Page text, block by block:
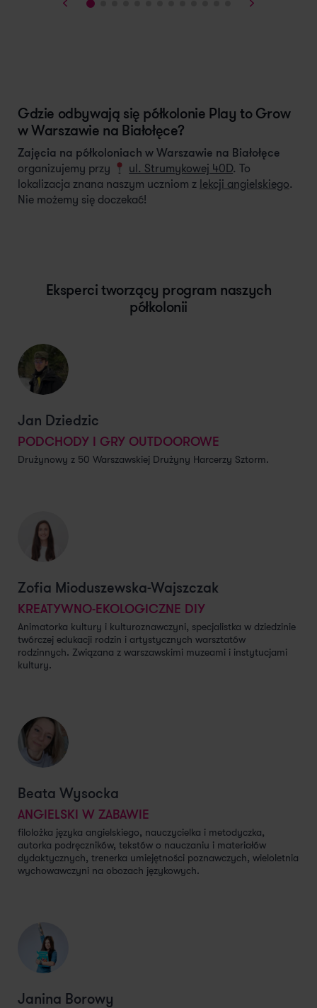
Gdzie odbywają się półkolonie Play to Grow
w Warszawie na Białołęce?
Zajęcia na półkoloniach w Warszawie na Białołęce
organizujemy przy ul. Strumykowej 40D. To
lokalizacja znana naszym uczniom z lekcji angielskiego.
Nie możemy się doczekać!
Eksperci tworzący program naszych
półkolonii
PODCHODY I GRY OUTDOOROWE
Jan Dziedzic
Drużynowy z 50 Warszawskiej Drużyny Harcerzy Sztorm.
KREATYWNO-EKOLOGICZNE DIY
Zofia Mioduszewska-Wajszczak
Animatorka kultury i kulturoznawczyni, specjalistka w dziedzinie
twórczej edukacji rodzin i artystycznych warsztatów
rodzinnych. Związana z warszawskimi muzeami i instytucjami
kultury.
ANGIELSKI W ZABAWIE
Beata Wysocka
filolożka języka angielskiego, nauczycielka i metodyczka,
autorka podręczników, tekstów o nauczaniu i materiałów
dydaktycznych, trenerka umiejętności poznawczych, wieloletnia
wychowawczyni na obozach językowych.
Janina Borowy